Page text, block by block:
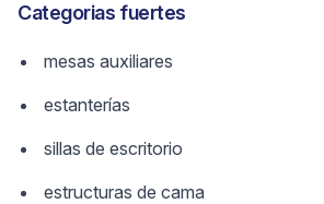
Categorias fuertes
mesas auxiliares
estanterías
sillas de escritorio
estructuras de cama